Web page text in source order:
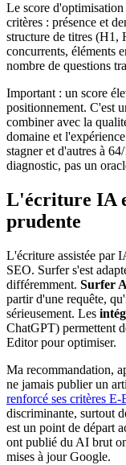
Le score
critères : présence et
structure de titres (H1,
concurrents, éléments
nombre de questions
Important : un score
positionnement. C'est
combiner avec la
domaine et
stagner et d'autres à
diagnostic, pas un
L'écriture IA
prudente
L'écriture assistée par
SEO. Surfer s'est
différemment. Surfer
partir d'une requête,
sérieusement. Les
ChatGPT) permettent
Editor pour optimiser.
Ma recommandation,
ne jamais publier un
renforcé ses critères
discriminante, surtout
est un point de départ
ont publié du AI brut
mises à jour Google.